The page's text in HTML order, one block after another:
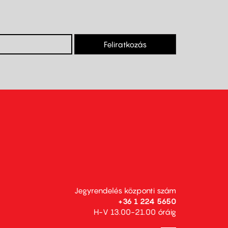
Feliratkozás
Jegyrendelés központi szám
+36 1 224 5650
H-V 13.00-21.00 óráig